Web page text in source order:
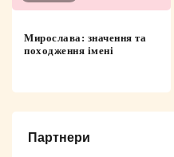
Мирослава: значення та
походження імені
Партнери